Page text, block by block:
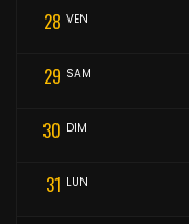
28 VEN
29 SAM
30 DIM
31 LUN